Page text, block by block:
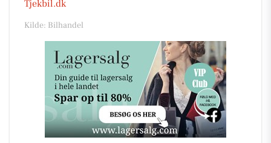
Tjekbil.dk
Kilde: Bilhandel